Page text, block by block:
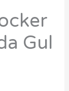
Gul